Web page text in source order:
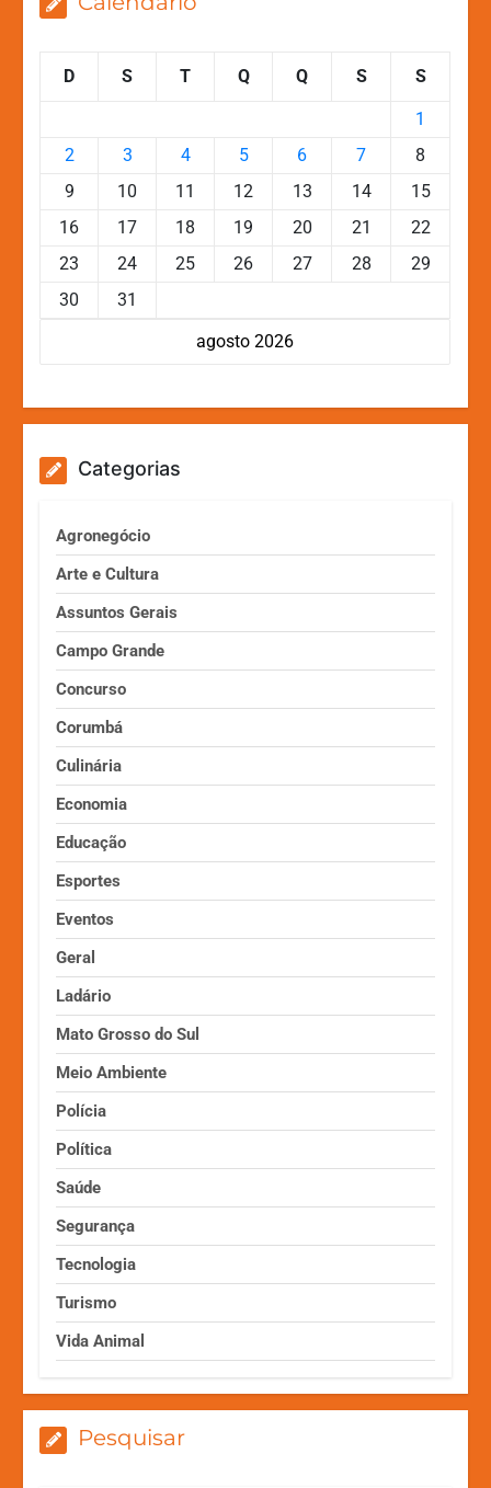
agosto 2026
D S T Q Q S S
1
2
3 4 5 6 7
8
9
10 11 12 13 14
15
16
17 18 19 20 21
22
23
24 25 26 27 28
29
30
31
Categorias
Agronegócio
Arte e Cultura
Assuntos Gerais
Campo Grande
Concurso
Corumbá
Culinária
Economia
Educação
Esportes
Eventos
Geral
Ladário
Mato Grosso do Sul
Meio Ambiente
Polícia
Política
Saúde
Segurança
Tecnologia
Turismo
Vida Animal
Pesquisar